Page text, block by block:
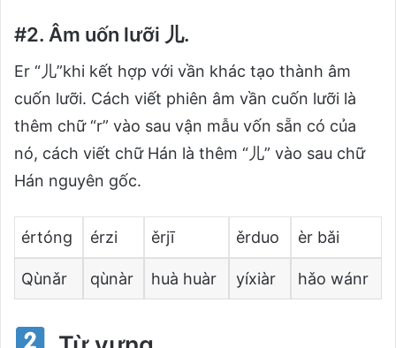
#2. Âm uốn lưỡi 儿.
Er “儿”khi kết hợp với vần khác tạo thành âm
cuốn lưỡi. Cách viết phiên âm vần cuốn lưỡi là
thêm chữ “r” vào sau vận mẫu vốn sẵn có của
nó, cách viết chữ Hán là thêm “儿” vào sau chữ
Hán nguyên gốc.
értóng érzi ěrjī ěrduo èr bǎi
Qùnǎr qùnàr huà huàr yíxiàr hǎo wánr